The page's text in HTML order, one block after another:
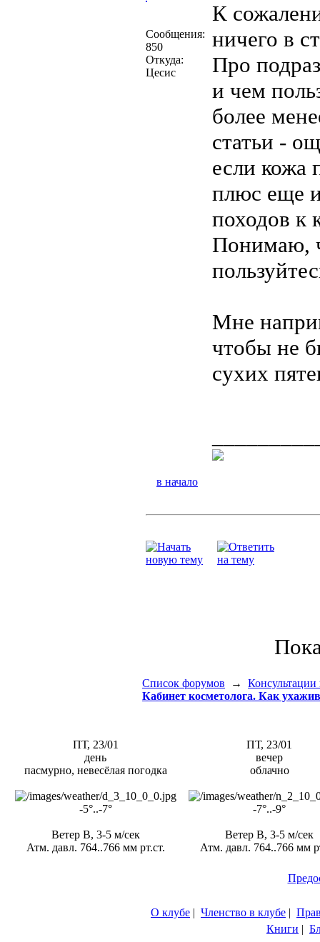
Сообщения:
850
Откуда:
Цесис
К
ничего в
Про
и чем
более
статьи -
если кожа
плюс еще
походов к
Понимаю,
Мне
чтобы не
сухих
в начало
Список форумов → Консультации
Кабинет косметолога. Как
ПТ, 23/01
день
пасмурно, невесёлая погодка
-5°..-7°
Ветер В, 3-5 м/сек
Атм. давл. 764..766 мм рт.ст.
ПТ, 23/01
вечер
облачно
-7°..-9°
Ветер В, 3-5 м/сек
Атм. давл. 764..766 мм
О клубе | Членство в клубе |
Книги |